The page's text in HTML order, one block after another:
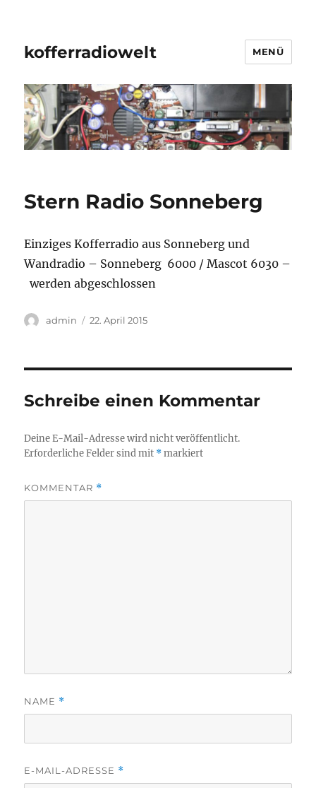
kofferradiowelt MENÜ
Stern Radio Sonneberg
Einziges Kofferradio aus Sonneberg und
Wandradio – Sonneberg 6000 / Mascot 6030 –
werden abgeschlossen
Autor
admin
Veröffentlicht
22. April 2015
Schreibe einen Kommentar
Deine E-Mail-Adresse wird nicht veröffentlicht.
Erforderliche Felder sind mit *markiert
KOMMENTAR *
NAME *
E-MAIL-ADRESSE *